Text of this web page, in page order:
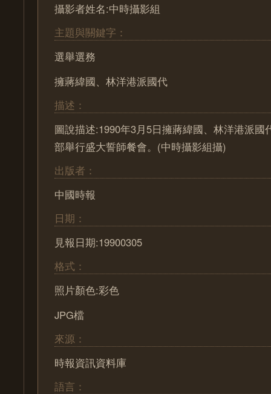
攝影者姓名:中時攝影組
主題與關鍵字：
選舉選務
擁蔣緯國、林洋港派國代
描述：
圖說描述:1990年3月5日擁蔣緯國、林洋港派國
部舉行盛大誓師餐會。(中時攝影組攝)
出版者：
中國時報
日期：
見報日期:19900305
格式：
照片顏色:彩色
JPG檔
來源：
時報資訊資料庫
語言：